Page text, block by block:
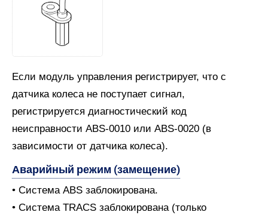
Если модуль управления регистрирует, что с
датчика колеса не поступает сигнал,
регистрируется диагностический код
неисправности ABS-0010 или ABS-0020 (в
зависимости от датчика колеса).
Аварийный режим (замещение)
• Система ABS заблокирована.
• Система TRACS заблокирована (только